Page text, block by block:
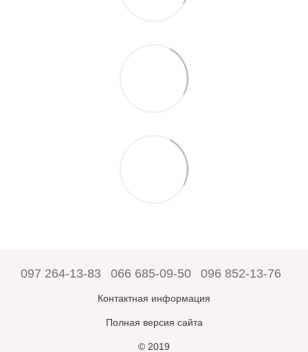
097 264-13-83 066 685-09-50 096 852-13-76
Контактная информация
Полная версия сайта
© 2019